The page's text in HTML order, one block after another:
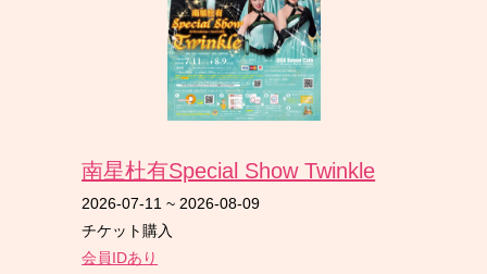
南星杜有Special Show Twinkle
2026-07-11 ~ 2026-08-09
チケット購入
会員IDあり